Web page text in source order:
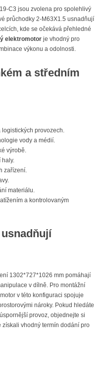
C3 jsou zvolena pro spolehlivý
průchodky 2-M63X1.5 usnadňují
kde se očekává přehledné
elektromotor je vhodný pro
výkonu a odolnosti.
a středním
provozech.
vody a médií.
výrobě.
zařízení.
materiálu.
a kontrolovaným
1302*727*1026 mm pomáhají
v dílně. Pro montážní
v této konfiguraci spojuje
nároky. Pokud hledáte
provoz, objednejte si
získali vhodný termín dodání pro